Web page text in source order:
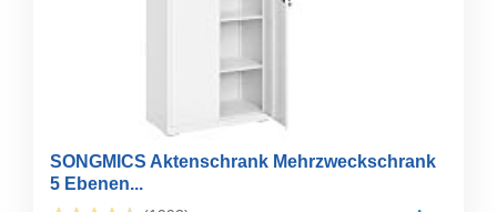
SONGMICS Aktenschrank Mehrzweckschrank
5 Ebenen...